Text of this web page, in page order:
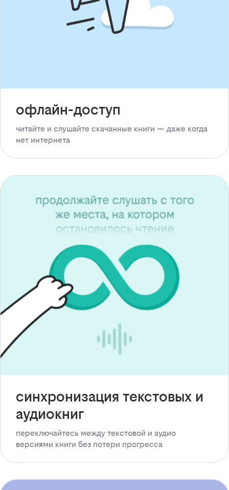
офлайн-доступ
читайте и слушайте скачанные книги — даже когда
нет интернета
синхронизация текстовых и
аудиокниг
переключайтесь между текстовой и аудио
версиями книги без потери прогресса